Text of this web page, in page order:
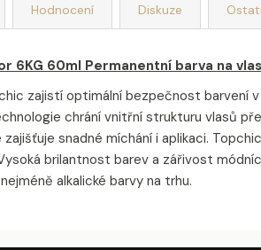
Hodnocení Diskuze
6KG 60ml Permanentní barva na
zajistí optimální bezpečnost barvení
chrání vnitřní strukturu vlasů
snadné míchání i aplikaci.
brilantnost barev a zářivost
alkalické barvy na trhu.